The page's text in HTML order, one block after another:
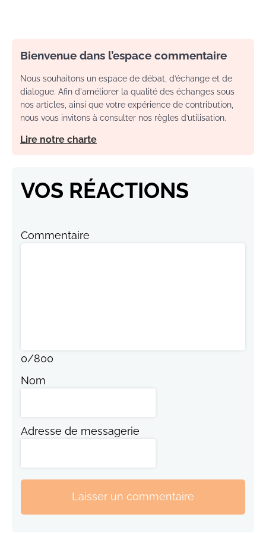
Bienvenue dans l’espace commentaire
Nous souhaitons un espace de débat, d’échange et de
dialogue. Afin d'améliorer la qualité des échanges sous
nos articles, ainsi que votre expérience de contribution,
nous vous invitons à consulter nos règles d’utilisation.
Lire notre charte
VOS RÉACTIONS
Commentaire
0/800
Nom
Adresse de messagerie
Laisser un commentaire